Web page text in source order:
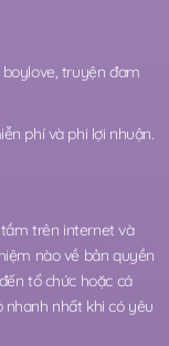
truyện đam
phí và phi lợi nhuận.
trên internet và
nào về bản quyền
tổ chức hoặc cá
nhất khi có yêu